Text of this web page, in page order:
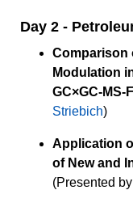
Day 2 -
Comparison
Modulation
GC×GC-MS-
Striebich)
Application
of New and
(Presented